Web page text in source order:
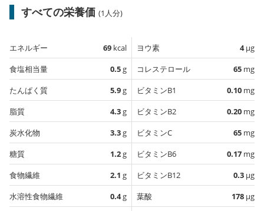
すべての栄養価 (1人分)
エネルギー 69 kcal
食塩相当量
0.5g
たんぱく質
5.9g
脂質
4.3g
炭水化物
3.3g
糖質
1.2g
食物繊維
2.1 g
水溶性食物繊維
0.4g
ヨウ素 4µg
コレステロール
65 mg
ビタミンB1
0.10 mg
ビタミンB2
0.20 mg
ビタミンC
65 mg
ビタミンB6
0.17 mg
ビタミンB12
0.3 µg
葉酸
178 µg